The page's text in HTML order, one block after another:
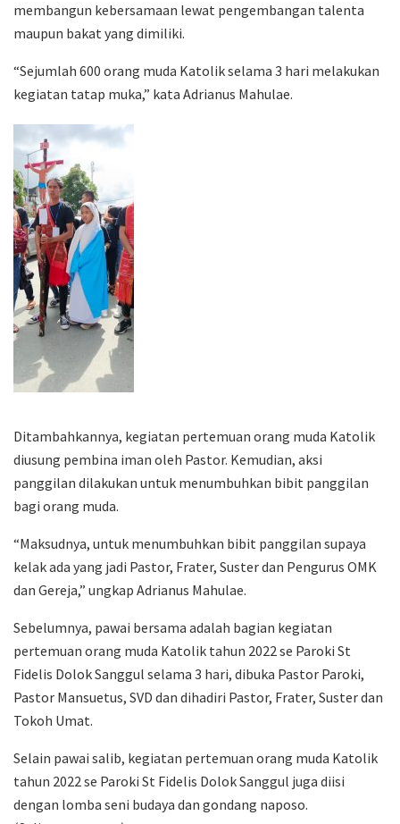
membangun kebersamaan lewat pengembangan talenta
maupun bakat yang dimiliki.
“Sejumlah 600 orang muda Katolik selama 3 hari melakukan
kegiatan tatap muka,” kata Adrianus Mahulae.
Ditambahkannya, kegiatan pertemuan orang muda Katolik
diusung pembina iman oleh Pastor. Kemudian, aksi
panggilan dilakukan untuk menumbuhkan bibit panggilan
bagi orang muda.
“Maksudnya, untuk menumbuhkan bibit panggilan supaya
kelak ada yang jadi Pastor, Frater, Suster dan Pengurus OMK
dan Gereja,” ungkap Adrianus Mahulae.
Sebelumnya, pawai bersama adalah bagian kegiatan
pertemuan orang muda Katolik tahun 2022 se Paroki St
Fidelis Dolok Sanggul selama 3 hari, dibuka Pastor Paroki,
Pastor Mansuetus, SVD dan dihadiri Pastor, Frater, Suster dan
Tokoh Umat.
Selain pawai salib, kegiatan pertemuan orang muda Katolik
tahun 2022 se Paroki St Fidelis Dolok Sanggul juga diisi
dengan lomba seni budaya dan gondang naposo.